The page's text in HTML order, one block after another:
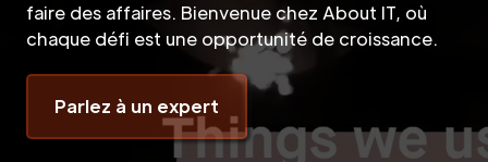
faire des affaires. Bienvenue chez About IT, où
chaque défi est une opportunité de croissance.
Parlez à un expert